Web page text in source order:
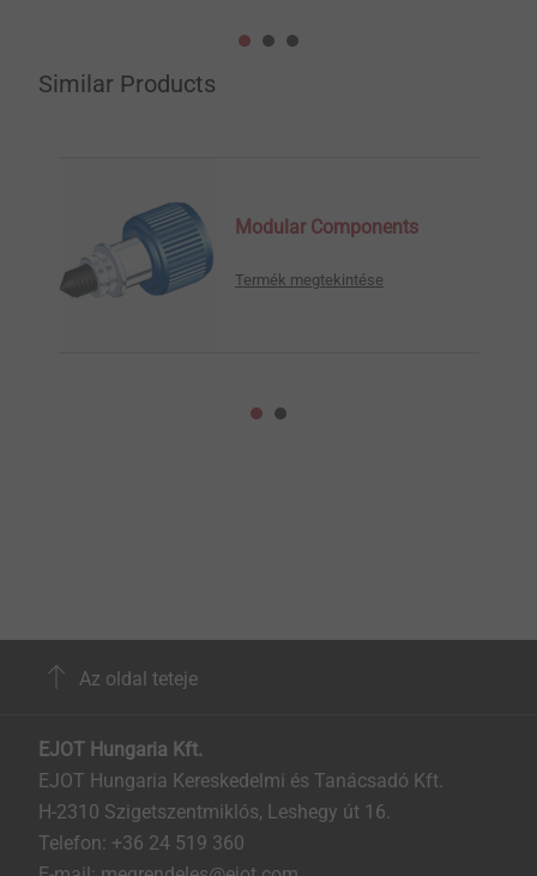
Similar Products
Modular Components
Termék megtekintése
Az oldal teteje
EJOT Hungaria Kft.
EJOT Hungaria Kereskedelmi és Tanácsadó Kft.
H-2310 Szigetszentmiklós, Leshegy út 16.
Telefon: +36 24 519 360